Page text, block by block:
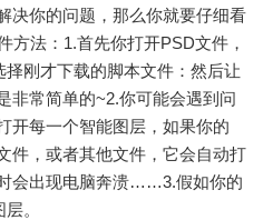
决你的问题，那么你就要仔细看
方法：1.首先你打开PSD文件，
刚才下载的脚本文件：然后让
非常简单的~2.你可能会遇到问
开每一个智能图层，如果你的
件，或者其他文件，它会自动打
会出现电脑奔溃……3.假如你的
。